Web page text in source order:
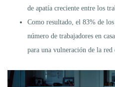
de apatía creciente entre los
Como resultado, el 83% de
número de trabajadores en
para una vulneración de la red